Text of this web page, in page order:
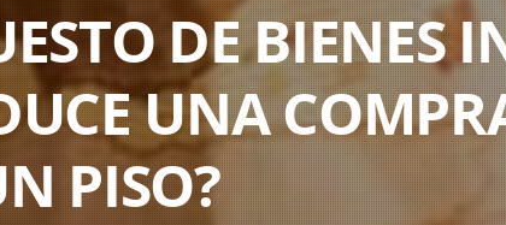
DE BIENES
UNA
PISO?